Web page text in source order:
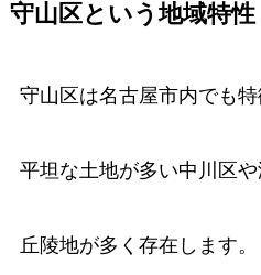
守山区という地域特性
守山区は名古屋市内でも特
平坦な土地が多い中川区や
丘陵地が多く存在します。